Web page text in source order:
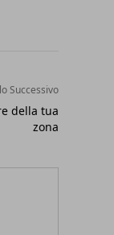
Successivo
della tua
zona